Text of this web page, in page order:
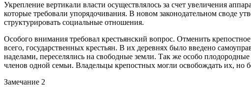
Укрепление вертикали власти осуществлялось за счет увеличения
которые требовали упорядочивания. В новом законодательном своде
структурировать социальные отношения.
Особого внимания требовал крестьянский вопрос. Отменить
всего, государственных крестьян. В их деревнях было введено
наделами, переселялись на свободные земли. Так же особо
членов одной семьи. Владельцы крепостных могли освобождать их, но
Замечание 2